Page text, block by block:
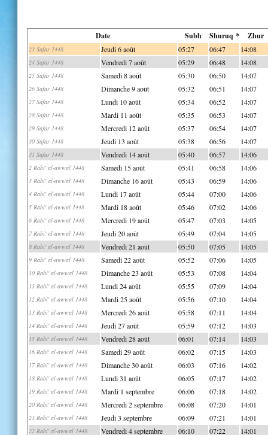
Date Subh Shuruq * Zhur
23 Safar 1448 Jeudi 6 août 05:27 06:47 14:08
24 Safar 1448 Vendredi 7 août 05:29 06:48 14:08
25 Safar 1448 Samedi 8 août 05:30 06:50 14:07
26 Safar 1448 Dimanche 9 août 05:32 06:51 14:07
27 Safar 1448 Lundi 10 août 05:34 06:52 14:07
28 Safar 1448 Mardi 11 août 05:35 06:53 14:07
29 Safar 1448 Mercredi 12 août 05:37 06:54 14:07
30 Safar 1448 Jeudi 13 août 05:38 06:56 14:07
31 Safar 1448 Vendredi 14 août 05:40 06:57 14:06
2 Rabi' al-awwal 1448 Samedi 15 août 05:41 06:58 14:06
3 Rabi' al-awwal 1448 Dimanche 16 août 05:43 06:59 14:06
4 Rabi' al-awwal 1448 Lundi 17 août 05:44 07:00 14:06
5 Rabi' al-awwal 1448 Mardi 18 août 05:46 07:02 14:06
6 Rabi' al-awwal 1448 Mercredi 19 août 05:47 07:03 14:05
7 Rabi' al-awwal 1448 Jeudi 20 août 05:49 07:04 14:05
8 Rabi' al-awwal 1448 Vendredi 21 août 05:50 07:05 14:05
9 Rabi' al-awwal 1448 Samedi 22 août 05:52 07:06 14:05
10 Rabi' al-awwal 1448 Dimanche 23 août 05:53 07:08 14:04
11 Rabi' al-awwal 1448 Lundi 24 août 05:55 07:09 14:04
12 Rabi' al-awwal 1448 Mardi 25 août 05:56 07:10 14:04
13 Rabi' al-awwal 1448 Mercredi 26 août 05:58 07:11 14:04
14 Rabi' al-awwal 1448 Jeudi 27 août 05:59 07:12 14:03
15 Rabi' al-awwal 1448 Vendredi 28 août 06:01 07:14 14:03
16 Rabi' al-awwal 1448 Samedi 29 août 06:02 07:15 14:03
17 Rabi' al-awwal 1448 Dimanche 30 août 06:03 07:16 14:02
18 Rabi' al-awwal 1448 Lundi 31 août 06:05 07:17 14:02
19 Rabi' al-awwal 1448 Mardi 1 septembre 06:06 07:18 14:02
20 Rabi' al-awwal 1448 Mercredi 2 septembre 06:08 07:20 14:01
21 Rabi' al-awwal 1448 Jeudi 3 septembre 06:09 07:21 14:01
22 Rabi' al-awwal 1448 Vendredi 4 septembre 06:10 07:22 14:01